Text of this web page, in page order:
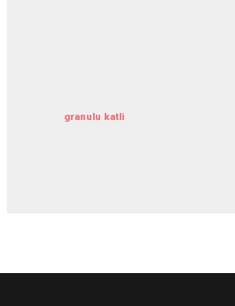
granulu katli